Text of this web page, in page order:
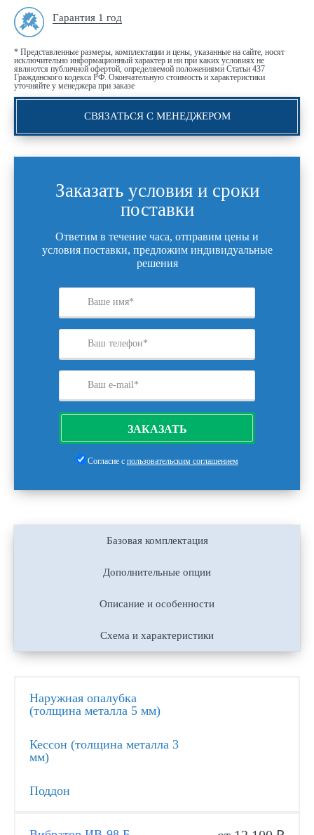
Гарантия 1 год
* Представленные размеры, комплектации и цены, указанные на сайте, носят
исключительно информационный характер и ни при каких условиях не
являются публичной офертой, определяемой положениями Статьи 437
Гражданского кодекса РФ. Окончательную стоимость и характеристики
уточняйте у менеджера при заказе
СВЯЗАТЬСЯ С МЕНЕДЖЕРОМ
Заказать условия и сроки
поставки
Ответим в течение часа, отправим цены и
условия поставки, предложим индивидуальные
решения
ЗАКАЗАТЬ
Согласие с пользовательским соглашением
Базовая комплектация
Дополнительные опции
Описание и особенности
Схема и характеристики
Наружная опалубка
(толщина металла 5 мм)
Кессон (толщина металла 3
мм)
Поддон